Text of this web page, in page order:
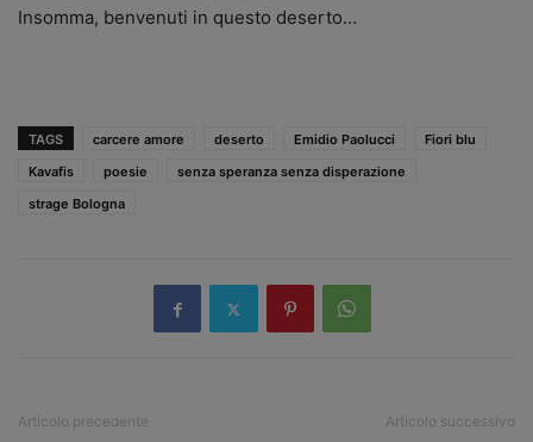
Insomma, benvenuti in questo deserto…
TAGS carcere amore deserto Emidio Paolucci
Fiori blu
Kavafis
poesie
senza speranza senza disperazione
strage Bologna
Articolo precedente Articolo successivo